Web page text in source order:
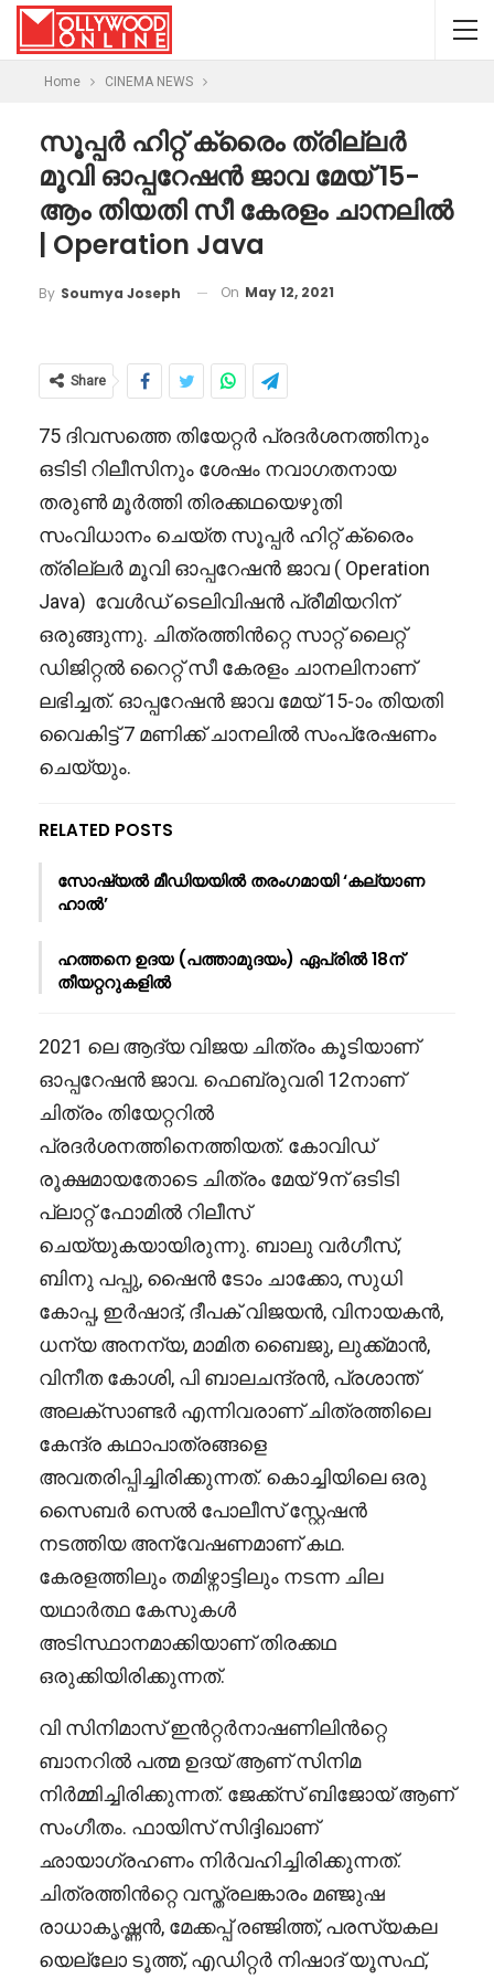
Home CINEMA NEWS
സൂപ്പർ ഹിറ്റ് ക്രൈം ത്രില്ലർ
മൂവി ഓപ്പറേഷൻ ജാവ മേയ് 15-
ആം തിയതി സീ കേരളം ചാനലിൽ
| Operation Java
By Soumya Joseph On May 12, 2021
Share
75 ദിവസത്തെ തിയേറ്റർ പ്രദർശനത്തിനും
ഒടിടി റിലീസിനും ശേഷം നവാഗതനായ
തരുൺ മൂർത്തി തിരക്കഥയെഴുതി
സംവിധാനം ചെയ്ത സൂപ്പർ ഹിറ്റ് ക്രൈം
ത്രില്ലർ മൂവി ഓപ്പറേഷൻ ജാവ ( Operation
Java) വേൾഡ് ടെലിവിഷൻ പ്രീമിയറിന്
ഒരുങ്ങുന്നു. ചിത്രത്തിൻറ്റെ സാറ്റ് ലൈറ്റ്
ഡിജിറ്റൽ റൈറ്റ് സീ കേരളം ചാനലിനാണ്
ലഭിച്ചത്. ഓപ്പറേഷൻ ജാവ മേയ് 15-ാം തിയതി
വൈകിട്ട് 7 മണിക്ക് ചാനലിൽ സംപ്രേഷണം
ചെയ്യും.
RELATED POSTS
സോഷ്യൽ മീഡിയയിൽ തരംഗമായി ‘കല്യാണ
ഹാൽ’
ഹത്തനെ ഉദയ (പത്താമുദയം) ഏപ്രിൽ 18ന്
തീയറ്ററുകളിൽ
2021 ലെ ആദ്യ വിജയ ചിത്രം കൂടിയാണ്
ഓപ്പറേഷൻ ജാവ. ഫെബ്രുവരി 12നാണ്
ചിത്രം തിയേറ്ററിൽ
പ്രദർശനത്തിനെത്തിയത്. കോവിഡ്
രൂക്ഷമായതോടെ ചിത്രം മേയ് 9ന് ഒടിടി
പ്ലാറ്റ് ഫോമിൽ റിലീസ്
ചെയ്യുകയായിരുന്നു. ബാലു വർഗീസ്,
ബിനു പപ്പു, ഷൈൻ ടോം ചാക്കോ, സുധി
കോപ്പ, ഇർഷാദ്, ദീപക് വിജയൻ, വിനായകൻ,
ധന്യ അനന്യ, മാമിത ബൈജു, ലുക്ക്മാൻ,
വിനീത കോശി, പി ബാലചന്ദ്രൻ, പ്രശാന്ത്
അലക്സാണ്ടർ എന്നിവരാണ് ചിത്രത്തിലെ
കേന്ദ്ര കഥാപാത്രങ്ങളെ
അവതരിപ്പിച്ചിരിക്കുന്നത്. കൊച്ചിയിലെ ഒരു
സൈബർ സെൽ പോലീസ് സ്റ്റേഷൻ
നടത്തിയ അന്വേഷണമാണ് കഥ.
കേരളത്തിലും തമിഴ്നാട്ടിലും നടന്ന ചില
യഥാർത്ഥ കേസുകൾ
അടിസ്ഥാനമാക്കിയാണ് തിരക്കഥ
ഒരുക്കിയിരിക്കുന്നത്.
വി സിനിമാസ് ഇൻറ്റർനാഷണിലിൻറ്റെ
ബാനറിൽ പത്മ ഉദയ് ആണ് സിനിമ
നിർമ്മിച്ചിരിക്കുന്നത്. ജേക്ക്സ് ബിജോയ് ആണ്
സംഗീതം. ഫായിസ് സിദ്ദിഖാണ്
ഛായാഗ്രഹണം നിർവഹിച്ചിരിക്കുന്നത്.
ചിത്രത്തിൻറ്റെ വസ്ത്രലങ്കാരം മഞ്ജുഷ
രാധാകൃഷ്ണൻ, മേക്കപ്പ് രഞ്ജിത്ത്, പരസ്യകല
യെല്ലോ ടൂത്ത്, എഡിറ്റർ നിഷാദ് യൂസഫ്,